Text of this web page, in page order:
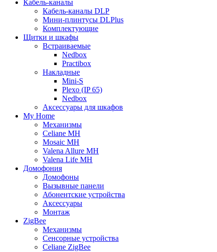
Кабель-каналы
Кабель-каналы DLP
Мини-плинтусы DLPlus
Комплектующие
Щитки и шкафы
Встраиваемые
Nedbox
Practibox
Накладные
Mini-S
Plexo (IP 65)
Nedbox
Аксессуары для шкафов
My Home
Механизмы
Celiane MH
Mosaic MH
Valena Allure MH
Valena Life MH
Домофония
Домофоны
Вызывные панели
Абонентские устройства
Аксессуары
Монтаж
ZigBee
Механизмы
Сенсорные устройства
Celiane ZigBee